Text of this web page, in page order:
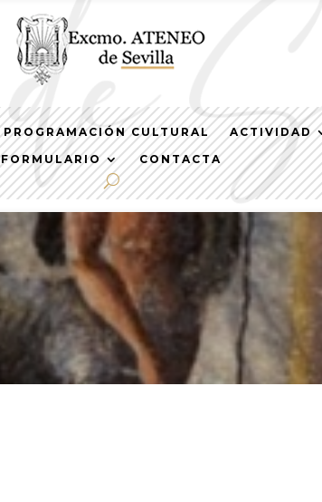
PROGRAMACIÓN CULTURAL ACTIVIDAD
FORMULARIO
CONTACTA